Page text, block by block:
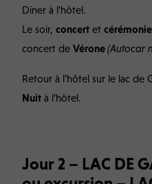
Diner à l’hôtel.
Le soir,concert et
concert deVérone(Autocar
Retour à l’hôtel sur le lac de
Nuit à l’hôtel.
Jour 2 – LAC DE